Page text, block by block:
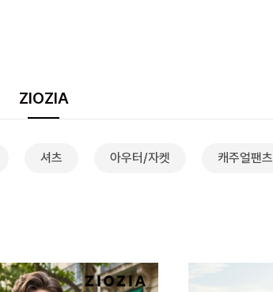
ZIOZIA
셔츠 아우터/자켓 캐주얼팬츠